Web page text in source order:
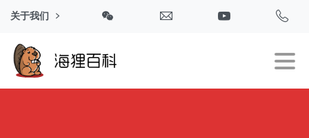
关于我们